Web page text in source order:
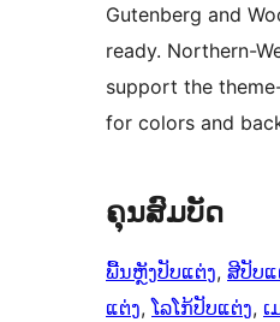
Gutenberg and
ready. Northern-
support the
for colors and
ຄຸນສົມບັດ
ພື້ນຫຼັງປັບແຕ່ງ, ສີປັບແ
ແຕ່ງ, ໂລໂກ້ປັບແຕ່ງ, ເ